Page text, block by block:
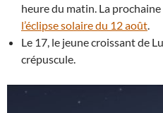
heure du matin. La
l’éclipse solaire du 12 août
Le 17, le jeune croissant de
crépuscule.